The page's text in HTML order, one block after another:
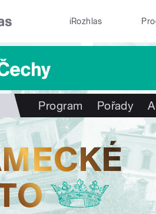
iRozhlas
Program Pořady